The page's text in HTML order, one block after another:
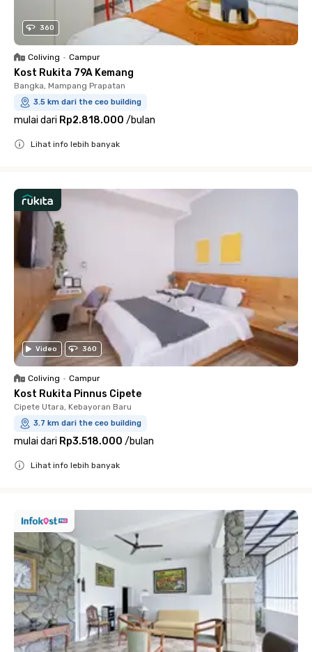
360
Coliving • Campur
Kost Rukita 79A Kemang
Bangka, Mampang Prapatan
3.5 km dari the ceo building
mulai dari Rp2.818.000 /bulan
Lihat info lebih banyak
Video 360
Coliving • Campur
Kost Rukita Pinnus Cipete
Cipete Utara, Kebayoran Baru
3.7 km dari the ceo building
mulai dari Rp3.518.000 /bulan
Lihat info lebih banyak